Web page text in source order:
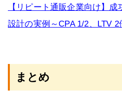
【リピート通販企業向け】
設計の実例～CPA 1/2、LTV 2
まとめ